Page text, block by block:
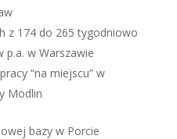
z 174 do 265 tygodniowo
p.a. w Warszawie
“na miejscu” w
Modlin
bazy w Porcie